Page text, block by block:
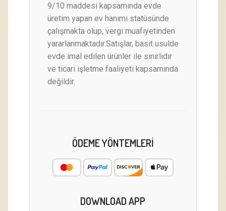
9/10 maddesi kapsamında evde
üretim yapan ev hanımı statüsünde
çalışmakta olup, vergi muafiyetinden
yararlanmaktadır.Satışlar, basit usulde
evde imal edilen ürünler ile sınırlıdır
ve ticari işletme faaliyeti kapsamında
değildir.
ÖDEME YÖNTEMLERI
DOWNLOAD APP